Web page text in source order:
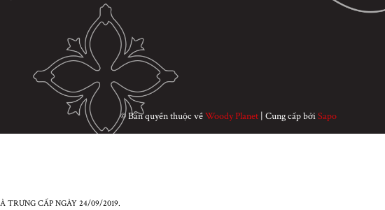
© Bản quyền thuộc vềWoody Planet | Cung cấp bởiSapo
TRƯNG CẤP NGÀY 24/09/2019.